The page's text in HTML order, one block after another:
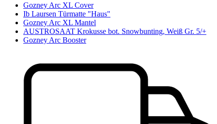
Gozney Arc XL Cover
Ib Laursen Türmatte "Haus"
Gozney Arc XL Mantel
AUSTROSAAT Krokusse bot. Snowbunting, Weiß Gr. 5/+
Gozney Arc Booster